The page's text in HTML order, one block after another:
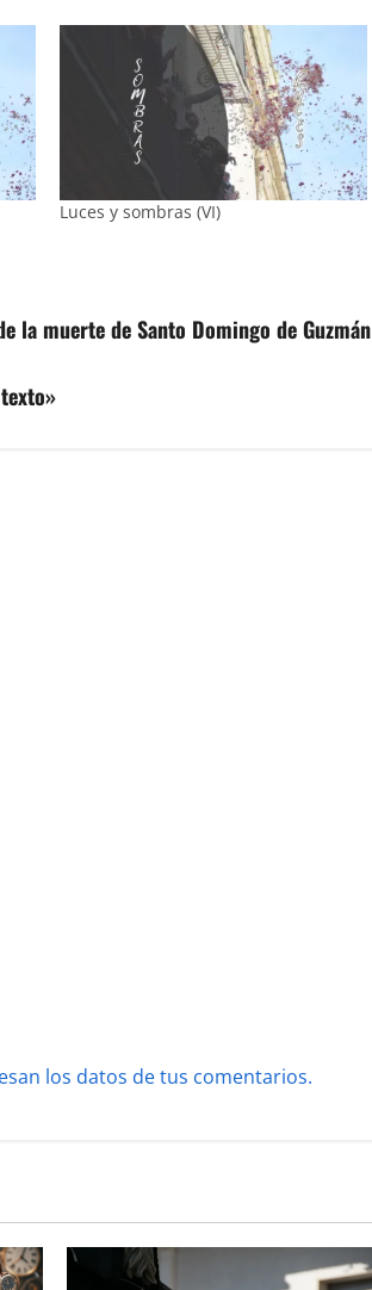
Luces y sombras (VI)
la muerte de Santo Domingo de Guzmán
los datos de tus comentarios.